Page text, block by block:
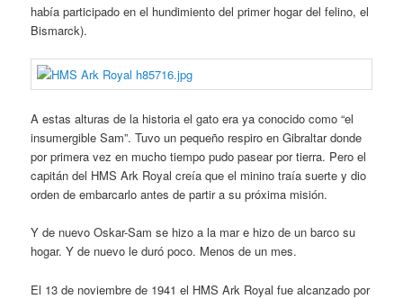
había participado en el hundimiento del primer hogar del felino, el
Bismarck).
A estas alturas de la historia el gato era ya conocido como “el
insumergible Sam”. Tuvo un pequeño respiro en Gibraltar donde
por primera vez en mucho tiempo pudo pasear por tierra. Pero el
capitán del HMS Ark Royal creía que el minino traía suerte y dio
orden de embarcarlo antes de partir a su próxima misión.
Y de nuevo Oskar-Sam se hizo a la mar e hizo de un barco su
hogar. Y de nuevo le duró poco. Menos de un mes.
El 13 de noviembre de 1941 el HMS Ark Royal fue alcanzado por